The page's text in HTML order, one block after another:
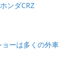
ンダCRZ
ーは多くの外車